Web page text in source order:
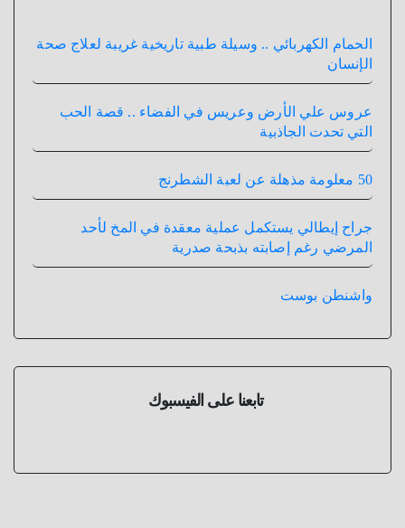
الحمام الكهربائي .. وسيلة طبية تاريخية غريبة لعلاج صحة
الإنسان
عروس علي الأرض وعريس في الفضاء .. قصة الحب
التي تحدت الجاذبية
50 معلومة مذهلة عن لعبة الشطرنج
جراح إيطالي يستكمل عملية معقدة في المخ لأحد
المرضي رغم إصابته بذبحة صدرية
واشنطن بوست
تابعنا على الفيسبوك